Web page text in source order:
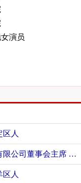
演员
区人
曾宪梓 (1934～2019) 金利来（中国）有限公司董事会主席 广东省梅州市梅县区人
区人